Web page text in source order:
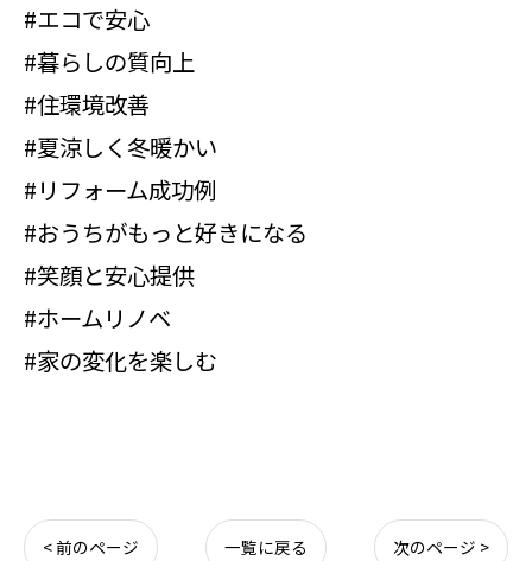
#エコで安心
#暮らしの質向上
#住環境改善
#夏涼しく冬暖かい
#リフォーム成功例
#おうちがもっと好きになる
#笑顔と安心提供
#ホームリノベ
#家の変化を楽しむ
< 前のページ 一覧に戻る 次のページ >